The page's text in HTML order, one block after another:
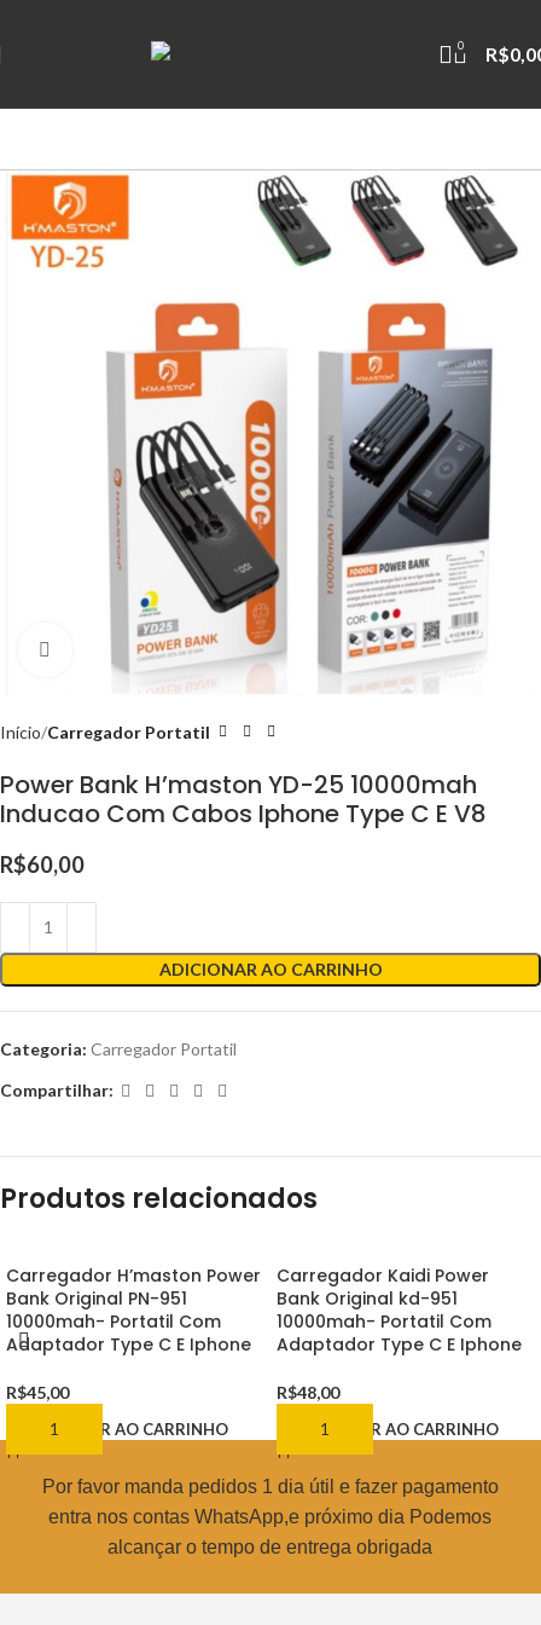
0 R$
Clique para ampliar
Início Carregador Portatil
Power Bank H’maston YD-25 10000mah
Inducao Com Cabos Iphone Type C E V8
R$60,00
ADICIONAR AO CARRINHO
Categoria: Carregador Portatil
Compartilhar:
Produtos relacionados
Carregador H’maston Power
Bank Original PN-951
10000mah- Portatil Com
Adaptador Type C E Iphone
R$45,00
ADICIONAR AO CARRINHO
Carregador Kaidi Power
Bank Original kd-951
10000mah- Portatil Com
Adaptador Type C E Iphone
R$48,00
ADICIONAR AO CARRINHO
Por favor manda pedidos 1 dia útil e fazer pagamento
entra nos contas WhatsApp,e próximo dia Podemos
alcançar o tempo de entrega obrigada